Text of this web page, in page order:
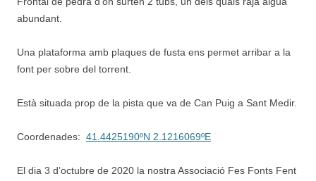
abundant.
Una plataforma amb plaques de fusta ens permet arribar a la
font per sobre del torrent.
Està situada prop de la pista que va de Can Puig a Sant Medir.
Coordenades: 41.4425190ºN 2.1216069ºE
El dia 3 d’octubre de 2020 la nostra Associació Fes Fonts Fent